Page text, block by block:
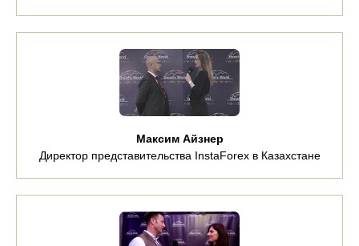
Максим Айзнер
Директор представительства InstaForex в Казахстане